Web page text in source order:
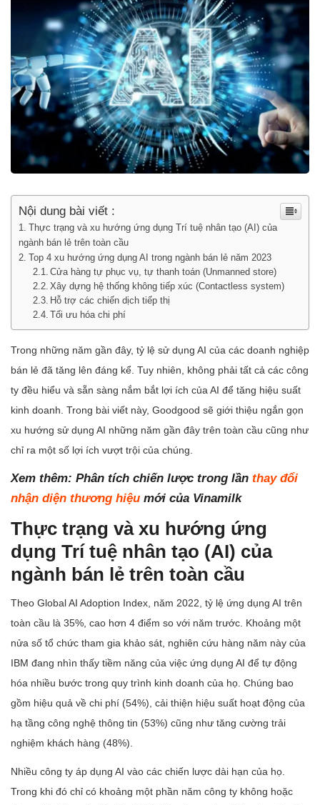
Nội dung bài viết :
Thực trạng và xu hướng ứng dụng Trí tuệ nhân tạo (AI) của
ngành bán lẻ trên toàn cầu
Top 4 xu hướng ứng dụng AI trong ngành bán lẻ năm 2023
Cửa hàng tự phục vụ, tự thanh toán (Unmanned store)
Xây dựng hệ thống không tiếp xúc (Contactless system)
Hỗ trợ các chiến dịch tiếp thị
Tối ưu hóa chi phí
Trong những năm gần đây, tỷ lệ sử dụng AI của các doanh nghiệp
bán lẻ đã tăng lên đáng kể. Tuy nhiên, không phải tất cả các công
ty đều hiểu và sẵn sàng nắm bắt lợi ích của AI để tăng hiệu suất
kinh doanh. Trong bài viết này, Goodgood sẽ giới thiệu ngắn gọn
xu hướng sử dụng AI những năm gần đây trên toàn cầu cũng như
chỉ ra một số lợi ích vượt trội của chúng.
Xem thêm: Phân tích chiến lược trong lần thay đổi
nhận diện thương hiệu mới của Vinamilk
Thực trạng và xu hướng ứng
dụng Trí tuệ nhân tạo (AI) của
ngành bán lẻ trên toàn cầu
Theo Global AI Adoption Index, năm 2022, tỷ lệ ứng dụng AI trên
toàn cầu là 35%, cao hơn 4 điểm so với năm trước. Khoảng một
nửa số tổ chức tham gia khảo sát, nghiên cứu hàng năm này của
IBM đang nhìn thấy tiềm năng của việc ứng dụng AI để tự động
hóa nhiều bước trong quy trình kinh doanh của họ. Chúng bao
gồm hiệu quả về chi phí (54%), cải thiện hiệu suất hoạt động của
hạ tầng công nghệ thông tin (53%) cũng như tăng cường trải
nghiệm khách hàng (48%).
Nhiều công ty áp dụng AI vào các chiến lược dài hạn của họ.
Trong khi đó chỉ có khoảng một phần năm công ty không hoặc